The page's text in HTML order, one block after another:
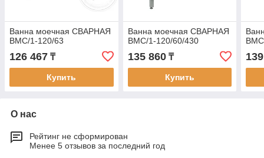
Ванна моечная СВАРНАЯ
ВМС/1-120/63
126 467 ₸
Купить
Ванна моечная СВАРНАЯ
ВМС/1-120/60/430
135 860₸
Купить
О нас
Рейтинг не сформирован
Менее 5 отзывов за последний год